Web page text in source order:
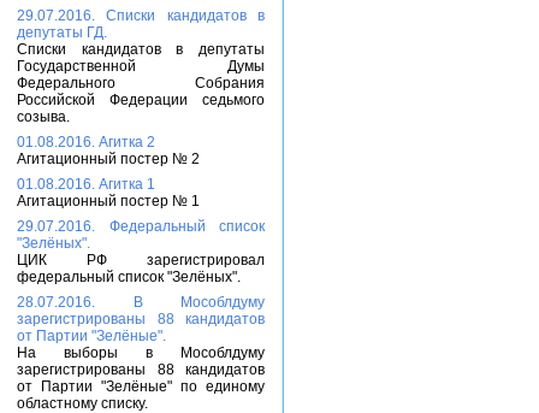
29.07.2016. Списки кандидатов в
депутаты ГД.
Списки кандидатов в депутаты
Государственной Думы
Федерального Собрания
Российской Федерации седьмого
созыва.
01.08.2016. Агитка 2
Агитационный постер № 2
01.08.2016. Агитка 1
Агитационный постер № 1
29.07.2016. Федеральный список
"Зелёных".
ЦИК РФ зарегистрировал
федеральный список "Зелёных".
28.07.2016. В Мособлдуму
зарегистрированы 88 кандидатов
от Партии "Зелёные".
На выборы в Мособлдуму
зарегистрированы 88 кандидатов
от Партии "Зелёные" по единому
областному списку.